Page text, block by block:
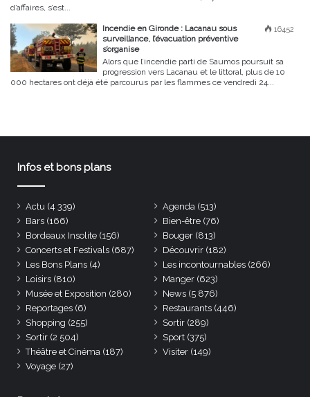
d’affaires, s’est...
16452
Incendie en Gironde : Lacanau sous
surveillance, l’évacuation préventive
s’organise
Alors que l’incendie parti de Saumos poursuit sa
progression vers Lacanau et le littoral, plus de 10
000 hectares ont déjà été parcourus par les flammes ce vendredi 24...
Infos et bons plans
Actu (4 339) Agenda (513)
Bars (166) Bien-être (76)
Bordeaux Insolite (156) Bouger (813)
Concerts et Festivals (687) Découvrir (182)
Les Bons Plans (4) Les incontournables (266)
Loisirs (810) Manger (623)
Musée et Exposition (280) News (5 876)
Reportages (6) Restaurants (446)
Shopping (255) Sortir (289)
Sortir (2 504) Sport (375)
Théâtre et Cinéma (187) Visiter (149)
Voyage (27)